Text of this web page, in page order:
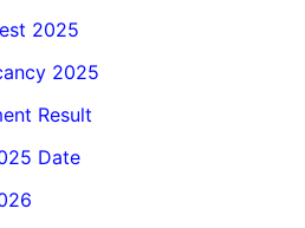
2025
2025
Result
Date